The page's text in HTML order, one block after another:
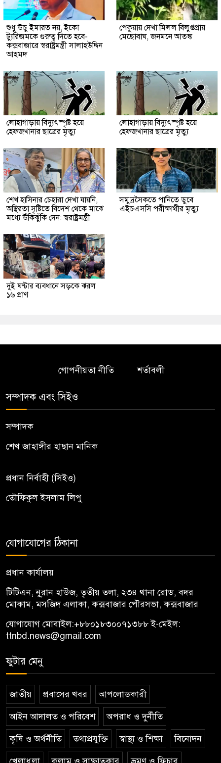
শুধু উচু ইমারত নয়, ইকো
ট্যুরিজমকে গুরুত্ব দিতে হবে-
কক্সবাজারে স্বরাষ্ট্রমন্ত্রী সালাহউদ্দিন
আহমদ
পেকুয়ায় দেখা মিলল বিলুপ্তপ্রায়
মেছোবাঘ, জনমনে আতঙ্ক
লোহাগাড়ায় বিদ্যুৎস্পৃষ্ট হয়ে
হেফজখানার ছাত্রের মৃত্যু
লোহাগাড়ায় বিদ্যুৎস্পৃষ্ট হয়ে
হেফজখানার ছাত্রের মৃত্যু
শেখ হাসিনার চেহারা দেখা যায়নি,
অস্থিরতা সৃষ্টিতে বিদেশ থেকে মাঝে
মধ্যে উঁকিঝুঁকি দেন: স্বরাষ্ট্রমন্ত্রী
সমুদ্রসৈকতে পানিতে ডুবে
এইচএসসি পরীক্ষার্থীর মৃত্যু
দুই ঘণ্টার ব্যবধানে সড়কে ঝরল
১৬ প্রাণ
গোপনীয়তা নীতি শর্তাবলী
সম্পাদক এবং সিইও
সম্পাদক
শেখ জাহাঙ্গীর হাছান মানিক
প্রধান নির্বাহী (সিইও)
তৌফিকুল ইসলাম লিপু
যোগাযোগের ঠিকানা
প্রধান কার্যালয়
টিটিএন, নু্রান হাউজ, তৃতীয় তলা, ২৩৪ থানা রোড, বদর
মোকাম, মসজিদ এলাকা, কক্সবাজার পৌরসভা, কক্সবাজার
যোগাযোগ মোবাইল:+৮৮০১৮৩০০৭১৩৮৮ই-মেইল:
ttnbd.news@gmail.com
ফুটার মেনু
জাতীয় প্রবাসের খবর আপলোডকারী
আইন আদালত ও পরিবেশ অপরাধ ও দুর্নীতি
কৃষি ও অর্থনীতি তথ্যপ্রযুক্তি স্বাস্থ্য ও শিক্ষা বিনোদন